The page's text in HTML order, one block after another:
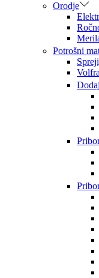
Orodje
Potrošni